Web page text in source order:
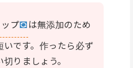
プ
は無添加のため
です。作ったら必ず
りましょう。